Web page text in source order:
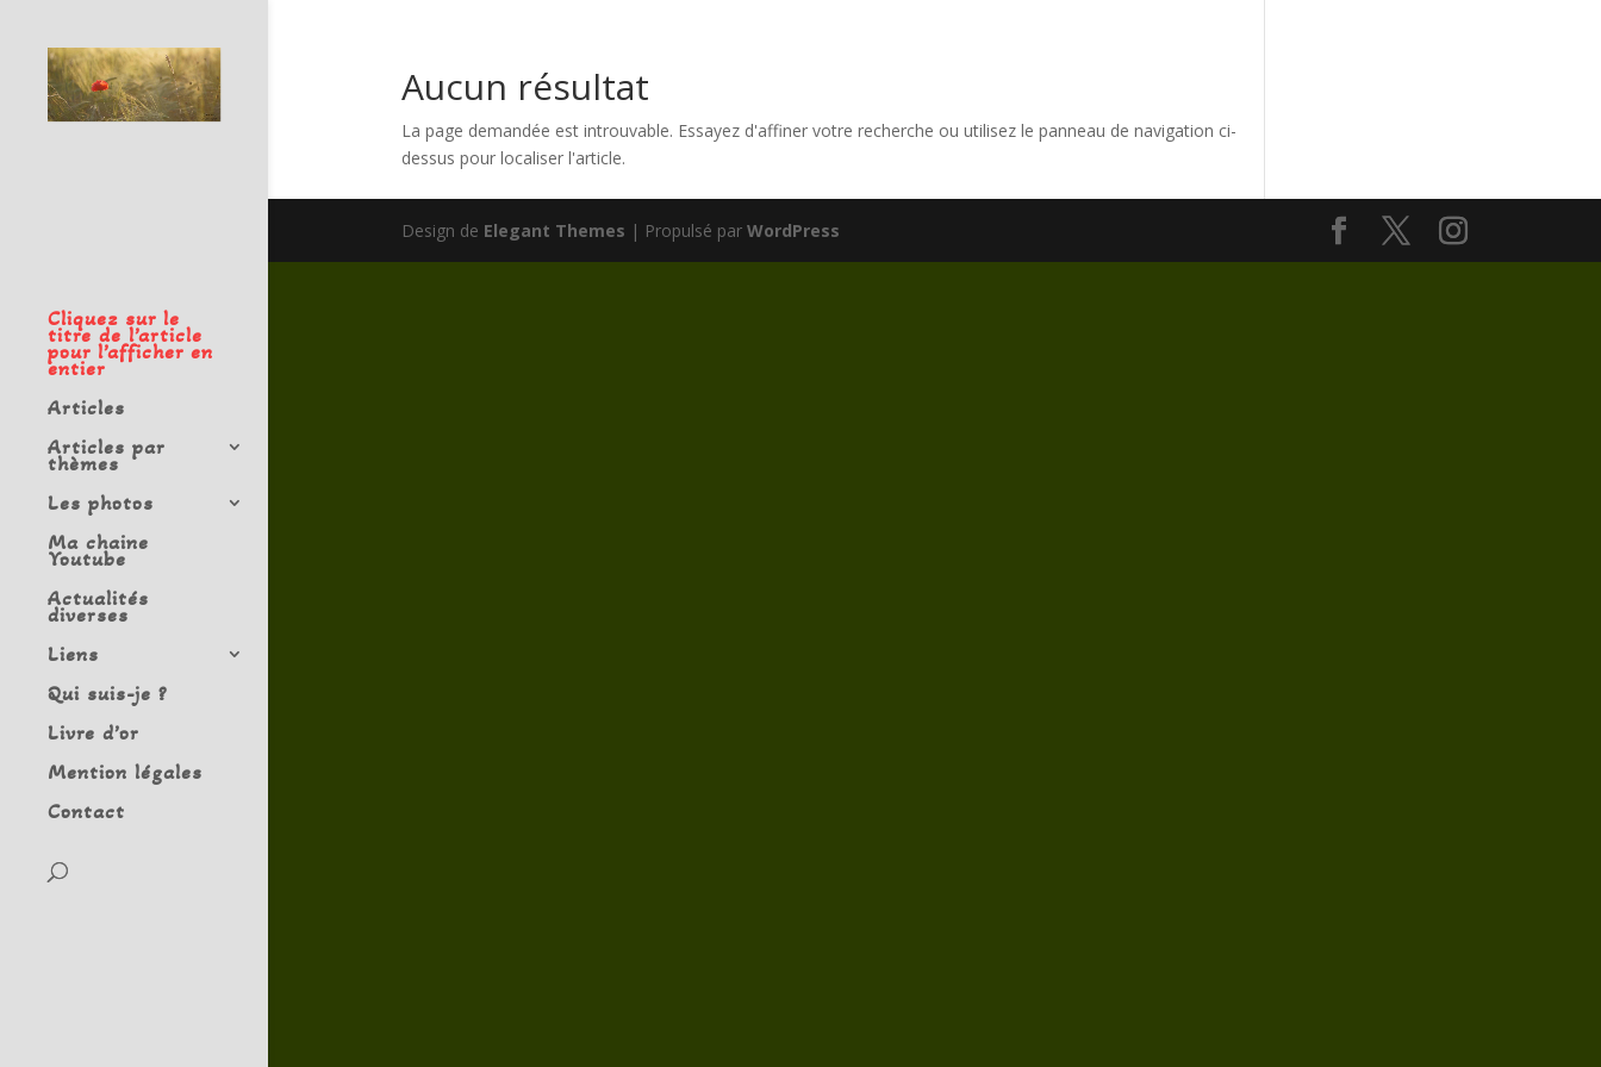
Cliquez sur le
titre de l’article
pour l’afficher en
entier
Articles
Articles par
thèmes
Les photos
Ma chaine
Youtube
Actualités
diverses
Liens
Qui suis-je ?
Livre d’or
Mention légales
Contact
Aucun résultat
La page demandée est introuvable. Essayez d'affiner votre recherche ou utilisez le panneau de navigation ci-
dessus pour localiser l'article.
Design de Elegant Themes | Propulsé par WordPress